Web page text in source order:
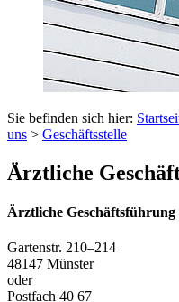
Sie befinden sich hier:
uns > Geschäftsstelle
Ärztliche
Ärztliche Geschäftsführung
Gartenstr. 210–214
48147 Münster
oder
Postfach 40 67